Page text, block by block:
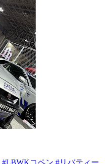
#LBWKコペン #リバティー